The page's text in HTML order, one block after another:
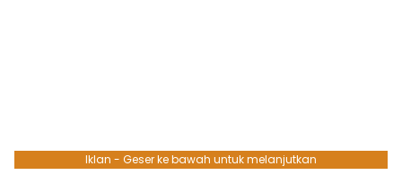
Iklan - Geser ke bawah untuk melanjutkan